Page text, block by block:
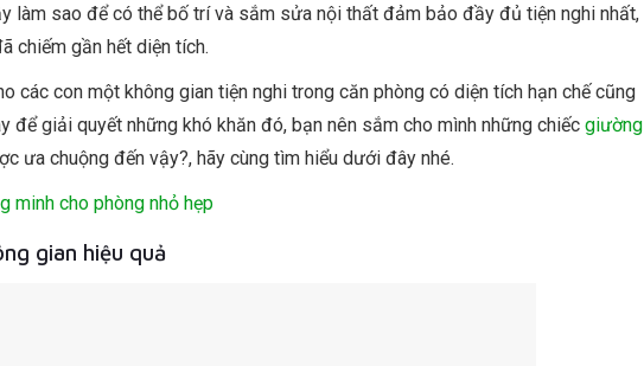
làm sao để có thể bố trí và sắm sửa nội thất đảm bảo đầy đủ tiện nghi nhất,
chiếm gần hết diện tích.
các con một không gian tiện nghi trong căn phòng có diện tích hạn chế cũng
để giải quyết những khó khăn đó, bạn nên sắm cho mình những chiếc giường
ưa chuộng đến vậy?, hãy cùng tìm hiểu dưới đây nhé.
minh cho phòng nhỏ hẹp
gian hiệu quả